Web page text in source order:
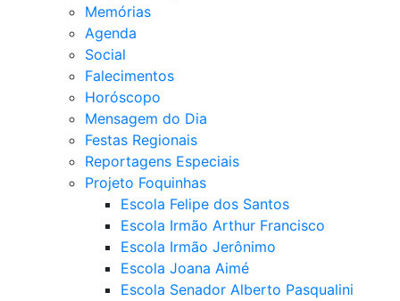
Memórias
Agenda
Social
Falecimentos
Horóscopo
Mensagem do Dia
Festas Regionais
Reportagens Especiais
Projeto Foquinhas
Escola Felipe dos Santos
Escola Irmão Arthur Francisco
Escola Irmão Jerônimo
Escola Joana Aimé
Escola Senador Alberto Pasqualini